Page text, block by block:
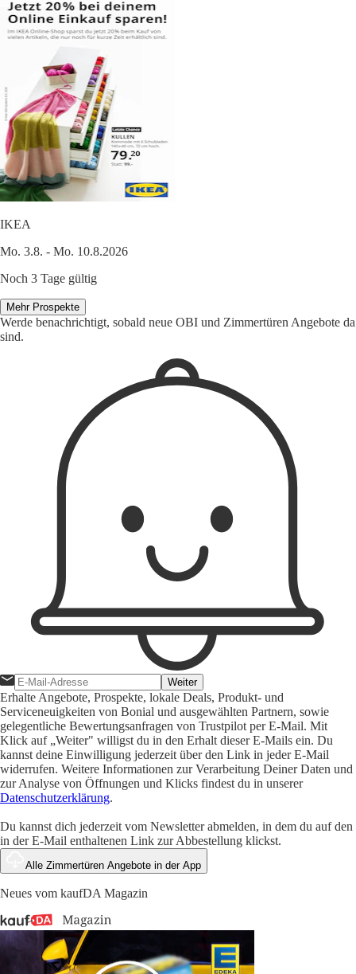
IKEA
Mo. 3.8. - Mo. 10.8.2026
Noch 3 Tage gültig
Mehr Prospekte
Werde benachrichtigt, sobald neue OBI und Zimmertüren Angebote da
sind.
Weiter
Erhalte Angebote, Prospekte, lokale Deals, Produkt- und
Serviceneuigkeiten von Bonial und ausgewählten Partnern, sowie
gelegentliche Bewertungsanfragen von Trustpilot per E-Mail. Mit
Klick auf „Weiter" willigst du in den Erhalt dieser E-Mails ein. Du
kannst deine Einwilligung jederzeit über den Link in jeder E-Mail
widerrufen. Weitere Informationen zur Verarbeitung Deiner Daten und
zur Analyse von Öffnungen und Klicks findest du in unserer
Datenschutzerklärung.
Du kannst dich jederzeit vom Newsletter abmelden, in dem du auf den
in der E-Mail enthaltenen Link zur Abbestellung klickst.
Alle Zimmertüren Angebote in der App
Neues vom kaufDA Magazin